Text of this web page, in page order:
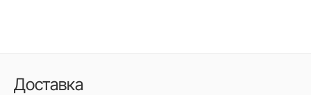
Доставка